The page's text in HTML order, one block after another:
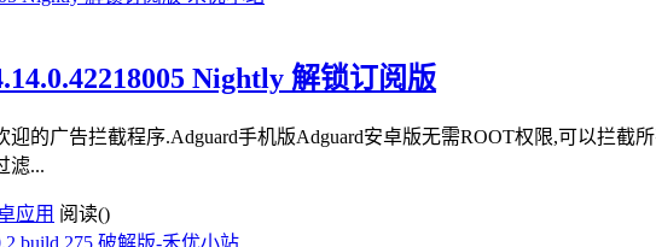
Nightly 解锁订阅版
迎的广告拦截程序.Adguard手机版Adguard安卓版无需ROOT权限,可以拦
滤...
应用 阅读()